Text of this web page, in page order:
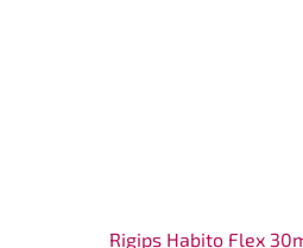
Rigips Habito Flex